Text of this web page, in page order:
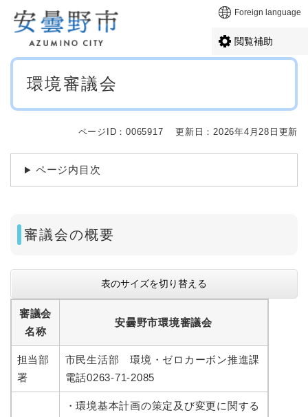
メニューを飛ばして本文へ Foreign language
閲覧補助
本
環境審議会
ページID：0065917 更新日：2026年4月28日更新
ページ内目次
審議会の概要
表のサイズを切り替える
審議会
名称
安曇野市環境審議会
担当部
署
市民生活部 環境・ゼロカーボン推進課
電話0263-71-2085
・環境基本計画の策定及び変更に関する